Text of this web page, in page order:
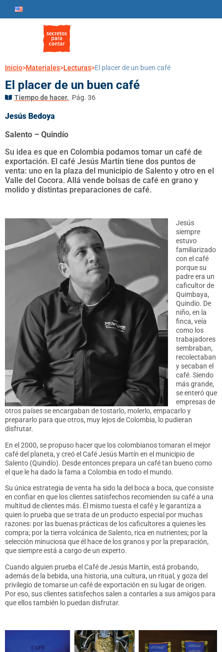
Inicio>Materiales>Lecturas>El placer de un buen café
El placer de un buen café
Tiempo de hacer. Pág. 36
Jesús Bedoya
Salento – Quindío
Su idea es que en Colombia podamos tomar un café de
exportación. El café Jesús Martín tiene dos puntos de
venta: uno en la plaza del municipio de Salento y otro en el
Valle del Cocora. Allá vende bolsas de café en grano y
molido y distintas preparaciones de café.
Jesús
siempre
estuvo
familiarizado
con el café
porque su
padre era un
caficultor de
Quimbaya,
Quindío. De
niño, en la
finca, veía
como los
trabajadores
sembraban,
recolectaban
y secaban el
café. Siendo
más grande,
se enteró que
empresas de
otros países se encargaban de tostarlo, molerlo, empacarlo y
prepararlo para que otros, muy lejos de Colombia, lo pudieran
disfrutar.
En el 2000, se propuso hacer que los colombianos tomaran el mejor
café del planeta, y creó el Café Jesús Martín en el municipio de
Salento (Quindío). Desde entonces prepara un café tan bueno como
el que le ha dado la fama a Colombia en todo el mundo.
Su única estrategia de venta ha sido la del boca a boca, que consiste
en confiar en que los clientes satisfechos recomienden su café a una
multitud de clientes más. Él mismo tuesta el café y le garantiza a
quien lo prueba que se trata de un producto especial por muchas
razones: por las buenas prácticas de los caficultores a quienes les
compra; por la tierra volcánica de Salento, rica en nutrientes; por la
selección minuciosa que él hace de los granos y por la preparación,
que siempre está a cargo de un experto.
Cuando alguien prueba el Café de Jesús Martín, está probando,
además de la bebida, una historia, una cultura, un ritual, y goza del
privilegio de tomarse un café de exportación en su lugar de origen.
Por eso, sus clientes satisfechos salen a contarles a sus amigos para
que ellos también lo puedan disfrutar.